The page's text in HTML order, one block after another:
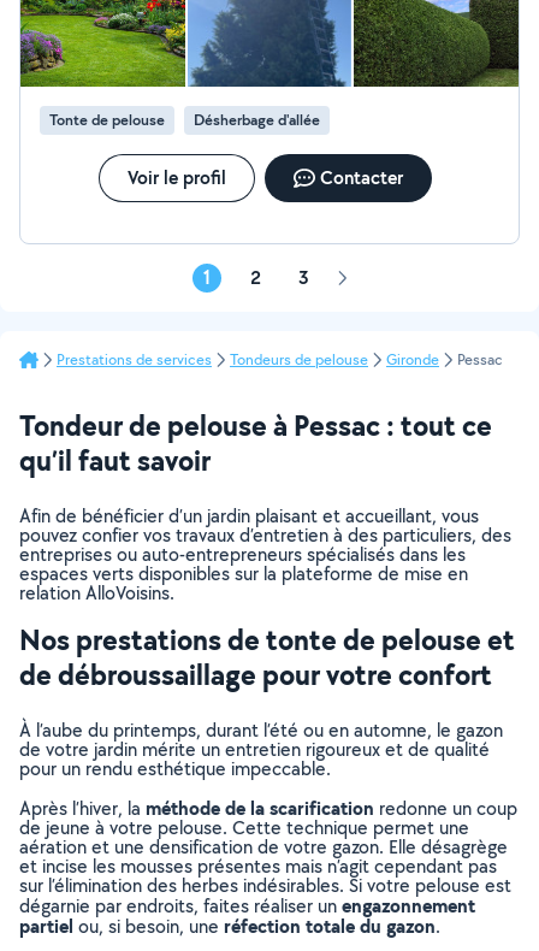
prestation je vous conseille de voir ailleurs.
Tonte de pelouse Désherbage d'allée
Voir le profil Contacter
1 2 3 Page
Prestations de services Tondeurs de pelouse Gironde Pessac
Tondeur de pelouse à Pessac : tout ce
qu’il faut savoir
Afin de bénéficier d’un jardin plaisant et accueillant, vous
pouvez confier vos travaux d’entretien à des particuliers, des
entreprises ou auto-entrepreneurs spécialisés dans les
espaces verts disponibles sur la plateforme de mise en
relation AlloVoisins.
Nos prestations de tonte de pelouse et
de débroussaillage pour votre confort
À l’aube du printemps, durant l’été ou en automne, le gazon
de votre jardin mérite un entretien rigoureux et de qualité
pour un rendu esthétique impeccable.
Après l’hiver, la méthode de la scarification redonne un coup
de jeune à votre pelouse. Cette technique permet une
aération et une densification de votre gazon. Elle désagrège
et incise les mousses présentes mais n’agit cependant pas
sur l’élimination des herbes indésirables. Si votre pelouse est
dégarnie par endroits, faites réaliser unengazonnement
partiel ou, si besoin, une réfection totale du gazon.